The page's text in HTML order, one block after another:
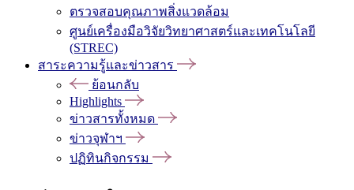
ตรวจสอบคุณภาพสิ่งแวดล้อม
ศูนย์เครื่องมือวิจัยวิทยาศาสตร์และเทคโนโลยี
(STREC)
สาระความรู้และข่าวสาร
ย้อนกลับ
Highlights
ข่าวสารทั้งหมด
ข่าวจุฬาฯ
ปฏิทินกิจกรรม